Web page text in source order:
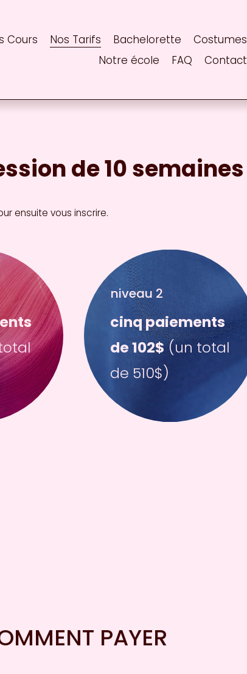
Cours Nos Tarifs Bachelorette
Costumes
Notre école
FAQ Contact
de 10 semaines
ensuite vous inscrire.
niveau 2
cinq paiements
de 102$ (un total
de 510$)
PAYER